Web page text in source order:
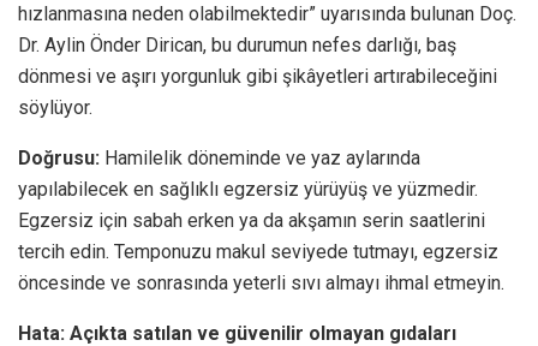
hızlanmasına neden olabilmektedir” uyarısında bulunan Doç.
Dr. Aylin Önder Dirican, bu durumun nefes darlığı, baş
dönmesi ve aşırı yorgunluk gibi şikâyetleri artırabileceğini
söylüyor.
Doğrusu: Hamilelik döneminde ve yaz aylarında
yapılabilecek en sağlıklı egzersiz yürüyüş ve yüzmedir.
Egzersiz için sabah erken ya da akşamın serin saatlerini
tercih edin. Temponuzu makul seviyede tutmayı, egzersiz
öncesinde ve sonrasında yeterli sıvı almayı ihmal etmeyin.
Hata: Açıkta satılan ve güvenilir olmayan gıdaları